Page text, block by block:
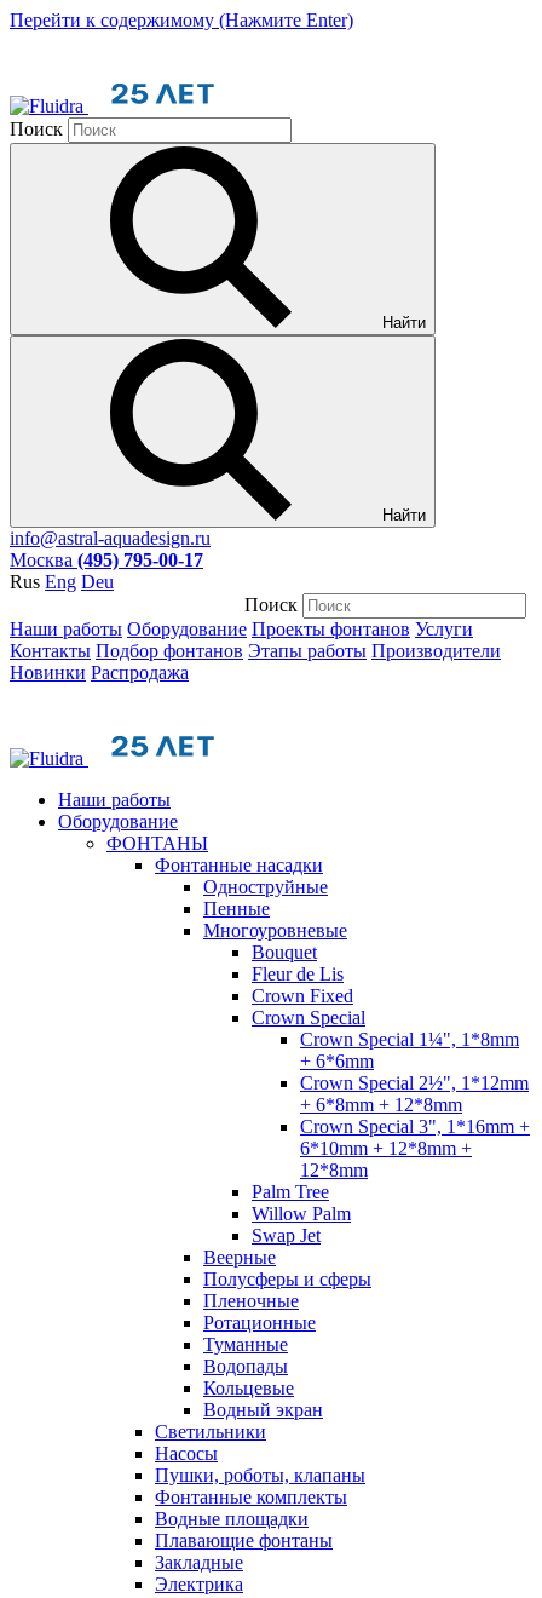
Перейти к содержимому (Нажмите Enter)
Поиск
Найти
Найти
info@astral-aquadesign.ru
Москва (495) 795-00-17
Rus Eng Deu
Поиск
Наши работы Оборудование Проекты фонтанов Услуги
Контакты Подбор фонтанов Этапы работы Производители
Новинки Распродажа
Наши работы
Оборудование
ФОНТАНЫ
Фонтанные насадки
Одноструйные
Пенные
Многоуровневые
Bouquet
Fleur de Lis
Crown Fixed
Crown Special
Crown Special 1¼", 1*8mm
+ 6*6mm
Crown Special 2½", 1*12mm
+ 6*8mm + 12*8mm
Crown Special 3", 1*16mm +
6*10mm + 12*8mm +
12*8mm
Palm Tree
Willow Palm
Swap Jet
Веерные
Полусферы и сферы
Пленочные
Ротационные
Туманные
Водопады
Кольцевые
Водный экран
Cветильники
Насосы
Пушки, роботы, клапаны
Фонтанные комплекты
Водные площадки
Плавающие фонтаны
Закладные
Электрика